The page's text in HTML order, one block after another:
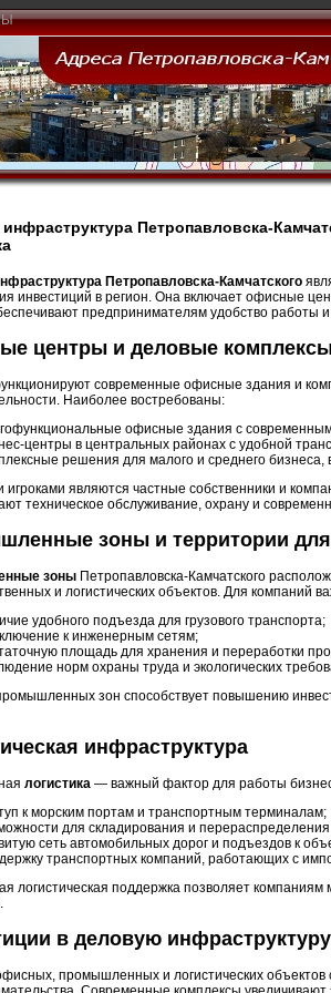
Петропавловска-
Петропавловска-Камчатского
инвестиций в регион. Она включает офисные
предпринимателям удобство работы
центры и деловые
современные офисные здания и
Наиболее востребованы:
офисные здания с
центры в центральных районах с удобной
решения для малого и среднего
игроками являются частные собственники и
техническое обслуживание, охрану и
зоны и территории для
зоны Петропавловска-Камчатского
и логистических объектов. Для компаний
удобного подъезда для грузового транспорта;
к инженерным сетям;
площадь для хранения и переработки
норм охраны труда и экологических
зон способствует повышению
инфраструктура
логистика — важный фактор для работы
к морским портам и транспортным терминалам;
для складирования и перераспределения
сеть автомобильных дорог и подъездов к
транспортных компаний, работающих с
логистическая поддержка позволяет
в деловую инфраструктуру
промышленных и логистических объектов